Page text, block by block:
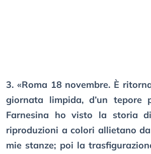
3. «Roma 18 novembre. È
giornata limpida, d’un tepore
Farnesina ho visto la storia
riproduzioni a colori allietano
mie stanze; poi la